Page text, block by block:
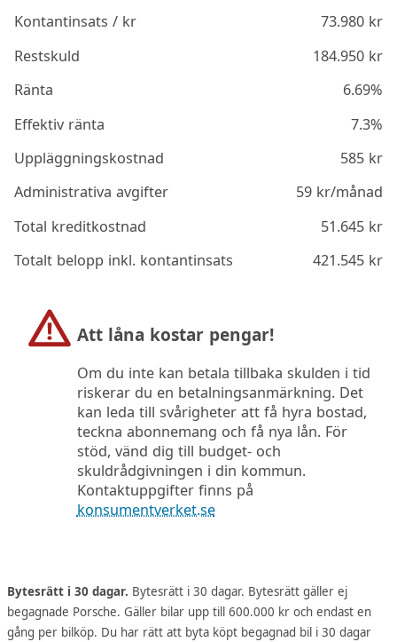
Kontantinsats / kr 73.980kr
Restskuld
184.950kr
Ränta
6.69%
Effektiv ränta
7.3%
Uppläggningskostnad
585kr
Administrativa avgifter
59kr/månad
Total kreditkostnad
51.645kr
Totalt belopp inkl. kontantinsats
421.545kr
Att låna kostar pengar!
Om du inte kan betala tillbaka skulden i tid
riskerar du en betalningsanmärkning. Det
kan leda till svårigheter att få hyra bostad,
teckna abonnemang och få nya lån. För
stöd, vänd dig till budget- och
skuldrådgivningen i din kommun.
Kontaktuppgifter finns på
konsumentverket.se
Bytesrätt i 30 dagar. Bytesrätt i 30 dagar. Bytesrätt gäller ej
begagnade Porsche. Gäller bilar upp till 600.000 kr och endast en
gång per bilköp. Du har rätt att byta köpt begagnad bil i 30 dagar